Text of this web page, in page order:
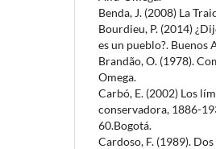
Benda, J. (2008) La
Bourdieu, P. (2014)
es un pueblo?. Buenos
Brandão, O. (1978).
Omega.
Carbó, E. (2002) Los
conservadora, 1886-
60.Bogotá.
Cardoso, F. (1989).